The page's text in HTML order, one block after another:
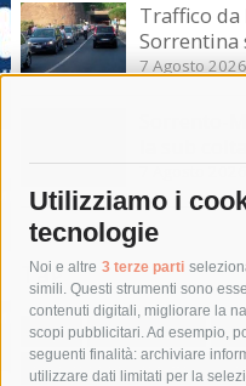
Utilizziamo i
tecnologie
Noi e altre 3 terze parti
simili. Questi strumenti sono
contenuti digitali, migliorare la
scopi pubblicitari. Ad esempio,
seguenti finalità: archiviare
utilizzare dati limitati per la
Traffico
Sorrentina
7 Agosto 2026
Sorrento-
Tag
acqua allerta meteo
area marina protetta di